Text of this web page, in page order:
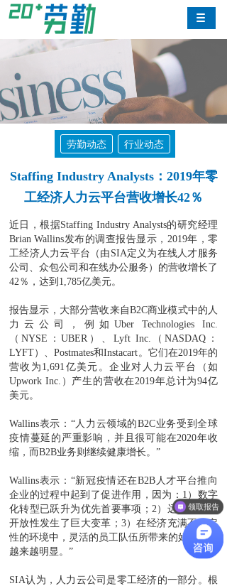
劳勤动态 行业动态
Staffing Industry Analysts：2019年零
工经济人力云平台营收增长42％
近日，根据Staffing Industry Analysts的研究经理
Brian Wallins发布的调查报告显示，2019年，零
工经济人力云平台（由SIA定义为在线人才服务
公司、众包公司和在线办公服务）的营收增长了
42％，达到1,785亿美元。
报告显示，大部分营收来自B2C商业模式中的人
力云公司，例如Uber Technologies Inc.
（NYSE：UBER）、Lyft Inc.（NASDAQ：
LYFT）、Postmates和Instacart。它们在2019年的
营收为1,691亿美元。企业对人力云平台（如
Upwork Inc.）产生的营收在2019年总计为94亿
美元。
Wallins表示：“人力云领域的B2C业务受到全球
疫情蔓延的严重影响，并且很可能在2020年收
缩，而B2B业务则继续健康增长。”
Wallins表示：“新冠疫情还在B2B人才平台推向
企业的过程中起到了促进作用，因为：1）数字
化转型已跃升为优先首要事项；2）远程工作的
开放性发生了巨大变革；3）在经济充满不确定
性的环境中，灵活的员工队伍所带来的好处变得
越来越明显。”
SIA认为，人力云公司是零工经济的一部分。根
领取报告